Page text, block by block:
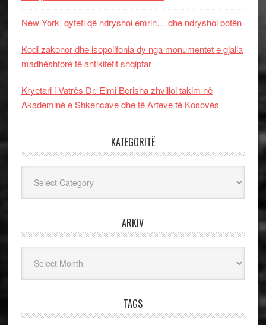
New York, qyteti që ndryshoi emrin… dhe ndryshoi botën
Kodi zakonor dhe isopolifonia dy nga monumentet e gjalla
madhështore të antikitetit shqiptar
Kryetari i Vatrës Dr. Elmi Berisha zhvilloi takim në
Akademinë e Shkencave dhe të Arteve të Kosovës
KATEGORITË
ARKIV
TAGS